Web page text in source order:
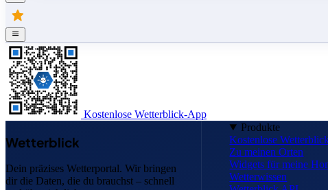
Kostenlose Wetterblick-App
Wetterblick
Dein präzises Wetterportal. Wir bringen
dir die Daten, die du brauchst – schnell
Produkte
Kostenlose
Zu meinen Orten
Widgets für meine
Wetterwissen